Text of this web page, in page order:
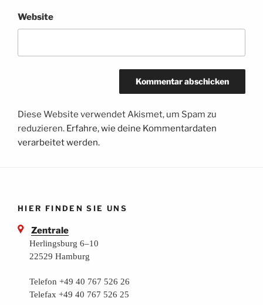
Website
Diese Website verwendet Akismet, um Spam zu
reduzieren. Erfahre, wie deine Kommentardaten
verarbeitet werden.
HIER FINDEN SIE UNS
Zentrale
Herlingsburg 6–10
22529 Hamburg
Telefon +49 40 767 526 26
Telefax +49 40 767 526 25